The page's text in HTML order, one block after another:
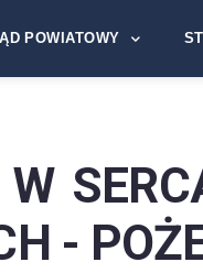
POWIATOWY
-